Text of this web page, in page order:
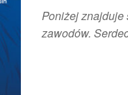
Poniżej
zawodów.